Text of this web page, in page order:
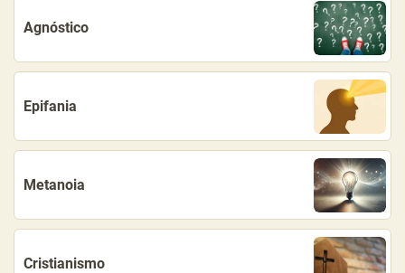
Agnóstico
Epifania
Metanoia
Cristianismo